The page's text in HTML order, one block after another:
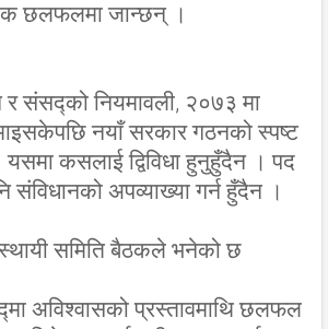
छलफलमा जान्छन् ।
र संसद्को नियमावली, २०७३ मा
नयाँ सरकार गठनको स्पष्ट
कसलाई द्विविधा हुनुहुँदैन । पद
अपव्याख्या गर्न हुँदैन ।
समिति बैठकले भनेको छ
अविश्वासको प्रस्तावमाथि छलफल